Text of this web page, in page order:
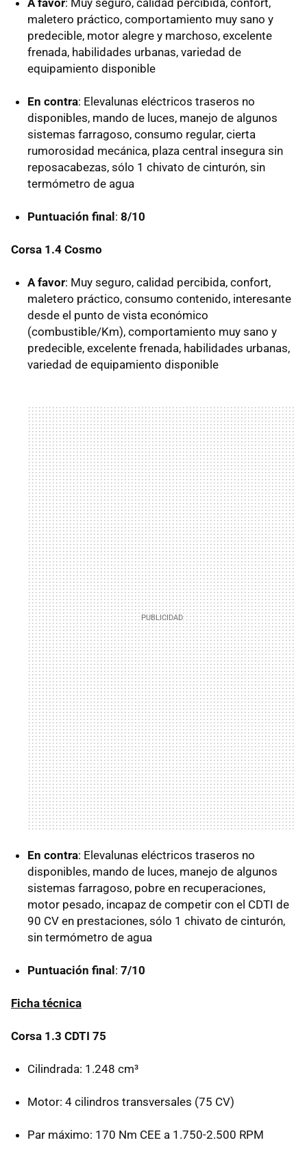
A favor: Muy seguro, calidad percibida, confort,
maletero práctico, comportamiento muy sano y
predecible, motor alegre y marchoso, excelente
frenada, habilidades urbanas, variedad de
equipamiento disponible
En contra: Elevalunas eléctricos traseros no
disponibles, mando de luces, manejo de algunos
sistemas farragoso, consumo regular, cierta
rumorosidad mecánica, plaza central insegura sin
reposacabezas, sólo 1 chivato de cinturón, sin
termómetro de agua
Puntuación final : 8/10
Corsa 1.4 Cosmo
A favor: Muy seguro, calidad percibida, confort,
maletero práctico, consumo contenido, interesante
desde el punto de vista económico
(combustible/Km), comportamiento muy sano y
predecible, excelente frenada, habilidades urbanas,
variedad de equipamiento disponible
En contra: Elevalunas eléctricos traseros no
disponibles, mando de luces, manejo de algunos
sistemas farragoso, pobre en recuperaciones,
motor pesado, incapaz de competir con el CDTI de
90 CV en prestaciones, sólo 1 chivato de cinturón,
sin termómetro de agua
Puntuación final : 7/10
Ficha técnica
Corsa 1.3 CDTI 75
Cilindrada: 1.248 cm³
Motor: 4 cilindros transversales (75 CV)
Par máximo: 170 Nm CEE a 1.750-2.500 RPM